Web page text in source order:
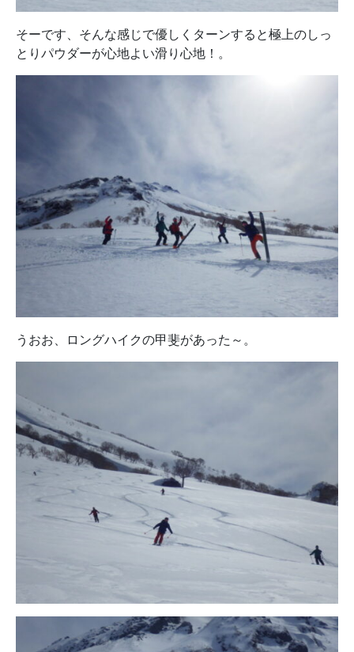
そーです、そんな感じで優しくターンすると極上のしっ
とりパウダーが心地よい滑り心地！。
うおお、ロングハイクの甲斐があった～。